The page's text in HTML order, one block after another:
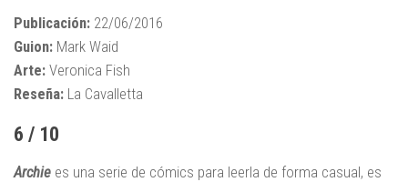
Publicación: 22/06/2016
Guion: Mark Waid
Arte: Veronica Fish
Reseña: La Cavalletta
6 / 10
Archie es una serie de cómics para leerla de forma casual, es